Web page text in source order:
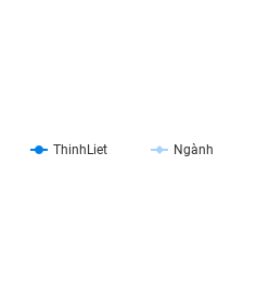
ThinhLiet Ngành